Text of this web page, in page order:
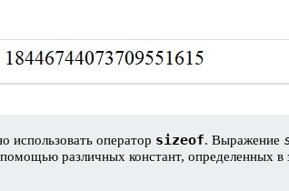
использовать оператор sizeof. Выражение
различных констант, определенных в